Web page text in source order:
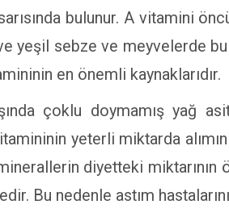
bulunur. A vitamini
yeşil sebze ve meyvelerde
en önemli kaynaklarıdır.
çoklu doymamış yağ
yeterli miktarda
diyetteki miktarının
Bu nedenle astım